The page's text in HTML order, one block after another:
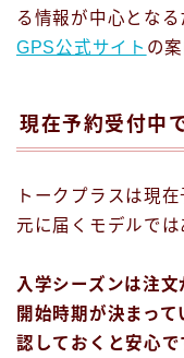
る情報が中心とな
GPS公式サイト の
現在予約受付中
トークプラスは現
元に届くモデルでは
入学シーズンは注
開始時期が決まっ
認しておくと安心で